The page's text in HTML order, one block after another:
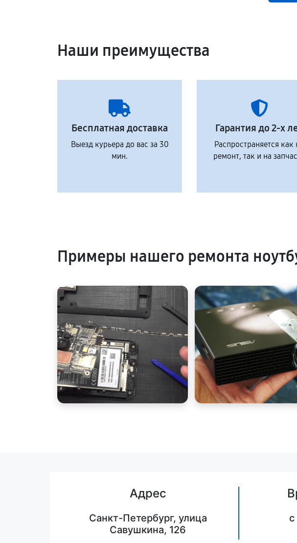
Наши преимущества
Бесплатная доставка
Выезд курьера до вас за 30
мин.
Гарантия до 2-х
Распространяется как
ремонт, так и на
Примеры нашего ремонта
Адрес
Санкт-Петербург, улица
Савушкина, 126
c